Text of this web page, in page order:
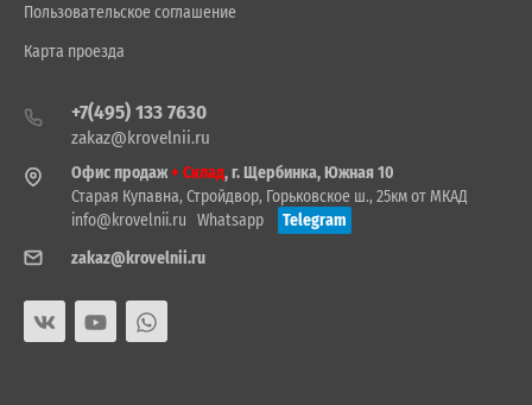
Пользовательское соглашение
Карта проезда
+7(495) 133 7630
zakaz@krovelnii.ru
Офис продаж+ Склад, г. Щербинка, Южная 10
Старая Купавна, Стройдвор, Горьковское ш., 25км от МКАД
info@krovelnii.ru Whatsapp
Telegram
zakaz@krovelnii.ru